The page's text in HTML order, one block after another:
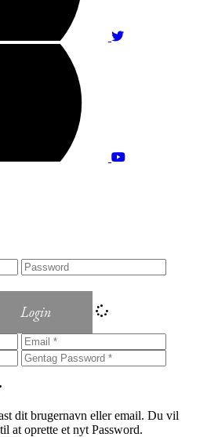
Login
dit brugernavn eller email. Du vil
at oprette et nyt Password.